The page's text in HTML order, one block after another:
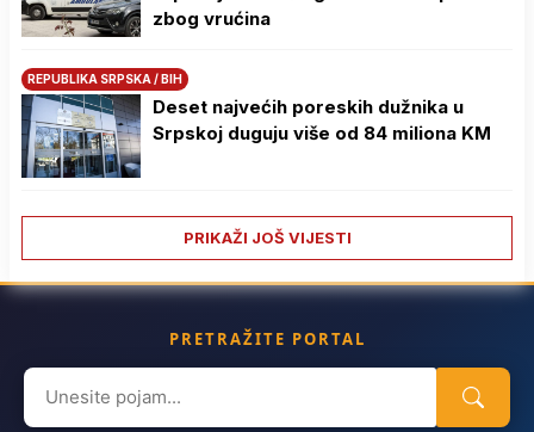
zbog vrućina
REPUBLIKA SRPSKA / BIH
Deset najvećih poreskih dužnika u
Srpskoj duguju više od 84 miliona KM
PRIKAŽI JOŠ VIJESTI
PRETRAŽITE PORTAL
Search
for: